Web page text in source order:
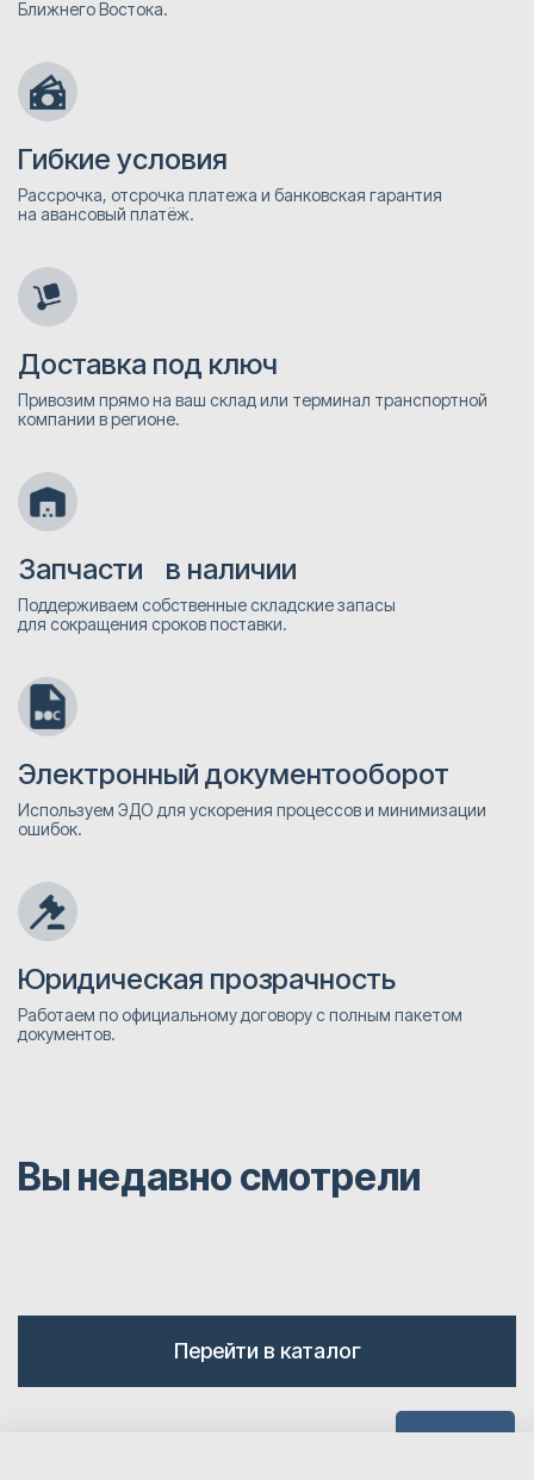
Ближнего Востока.
Гибкие условия
Рассрочка, отсрочка платежа и банковская гарантия
на авансовый платёж.
Доставка под ключ
Привозим прямо на ваш склад или терминал транспортной
компании в регионе.
Запчасти в наличии
Поддерживаем собственные складские запасы
для сокращения сроков поставки.
Электронный документооборот
Используем ЭДО для ускорения процессов и минимизации
ошибок.
Юридическая прозрачность
Работаем по официальному договору с полным пакетом
документов.
Вы недавно смотрели
Перейти в каталог